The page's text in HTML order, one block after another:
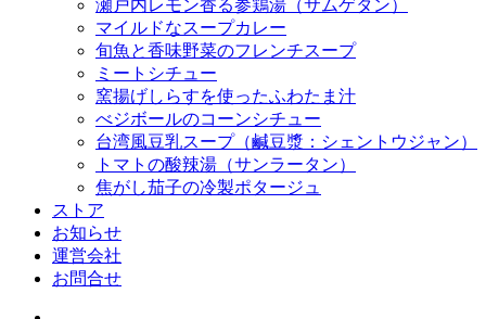
瀬戸内レモン香る参鶏湯（サムゲタン）
マイルドなスープカレー
旬魚と香味野菜のフレンチスープ
ミートシチュー
窯揚げしらすを使ったふわたま汁
べジボールのコーンシチュー
台湾風豆乳スープ（鹹豆漿：シェントウジャン）
トマトの酸辣湯（サンラータン）
焦がし茄子の冷製ポタージュ
ストア
お知らせ
運営会社
お問合せ